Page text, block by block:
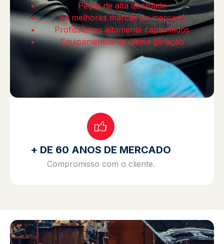
Peças de alta qualidade
As melhores marcas do mercado
Profissionais altamente capacitados
Equipamentos de última geração
+ DE 60 ANOS DE MERCADO
Compromisso com o cliente.